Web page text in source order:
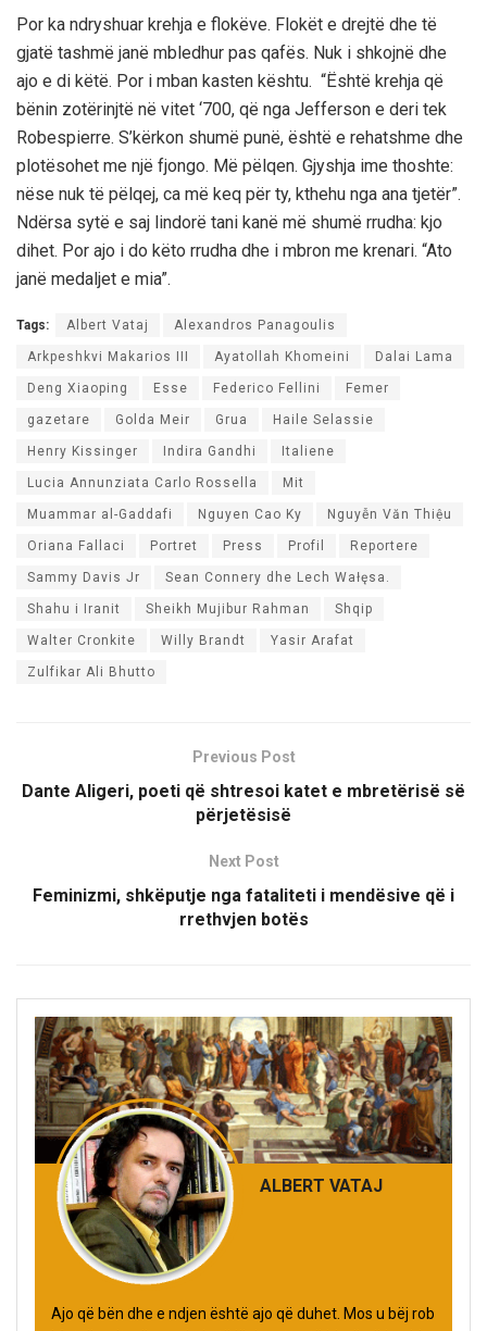
Por ka ndryshuar krehja e flokëve. Flokët e drejtë dhe të
gjatë tashmë janë mbledhur pas qafës. Nuk i shkojnë dhe
ajo e di këtë. Por i mban kasten kështu. “Është krehja që
bënin zotërinjtë në vitet ‘700, që nga Jefferson e deri tek
Robespierre. S’kërkon shumë punë, është e rehatshme dhe
plotësohet me një fjongo. Më pëlqen. Gjyshja ime thoshte:
nëse nuk të pëlqej, ca më keq për ty, kthehu nga ana tjetër”.
Ndërsa sytë e saj lindorë tani kanë më shumë rrudha: kjo
dihet. Por ajo i do këto rrudha dhe i mbron me krenari. “Ato
janë medaljet e mia”.
Tags: Albert Vataj Alexandros Panagoulis
Arkpeshkvi Makarios III Ayatollah Khomeini Dalai Lama
Deng Xiaoping Esse Federico Fellini Femer
gazetare Golda Meir Grua Haile Selassie
Henry Kissinger Indira Gandhi Italiene
Lucia Annunziata Carlo Rossella Mit
Muammar al-Gaddafi Nguyen Cao Ky Nguyễn Văn Thiệu
Oriana Fallaci Portret Press Profil Reportere
Sammy Davis Jr Sean Connery dhe Lech Wałęsa.
Shahu i Iranit Sheikh Mujibur Rahman Shqip
Walter Cronkite Willy Brandt Yasir Arafat
Zulfikar Ali Bhutto
Previous Post
Dante Aligeri, poeti që shtresoi katet e mbretërisë së
përjetësisë
Next Post
Feminizmi, shkëputje nga fataliteti i mendësive që i
rrethvjen botës
ALBERT VATAJ
Ajo që bën dhe e ndjen është ajo që duhet. Mos u bëj rob